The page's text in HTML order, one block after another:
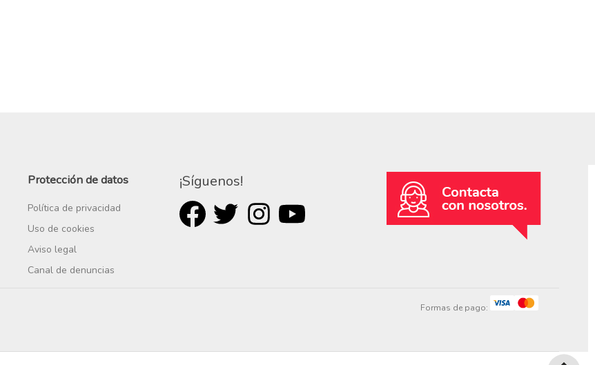
Protección de datos
Política de privacidad
Uso de cookies
Aviso legal
Canal de denuncias
¡Síguenos!
Formas de pago: